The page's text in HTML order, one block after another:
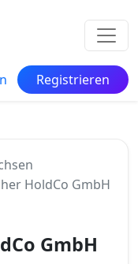
Registrieren
HoldCo GmbH
GmbH